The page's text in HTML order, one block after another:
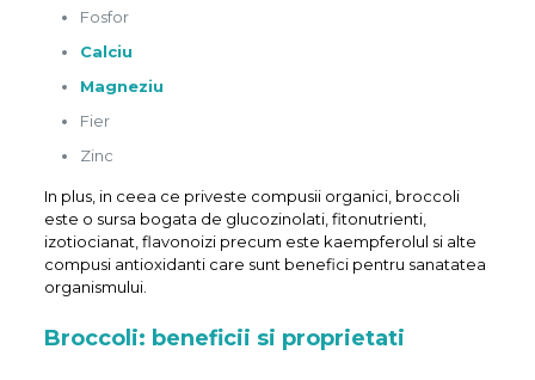
Fosfor
Calciu
Magneziu
Fier
Zinc
In plus, in ceea ce priveste compusii organici, broccoli
este o sursa bogata de glucozinolati, fitonutrienti,
izotiocianat, flavonoizi precum este kaempferolul si alte
compusi antioxidanti care sunt benefici pentru sanatatea
organismului.
Broccoli: beneficii si proprietati